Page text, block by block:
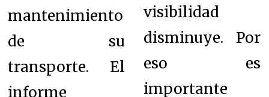
mantenimiento
de su
transporte. El
informe
visibilidad
disminuye. Por
eso es
importante